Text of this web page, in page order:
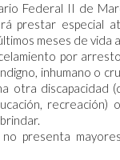
Federal II de
prestar especial
meses de vida
por
inhumano o
otra discapacidad
presenta